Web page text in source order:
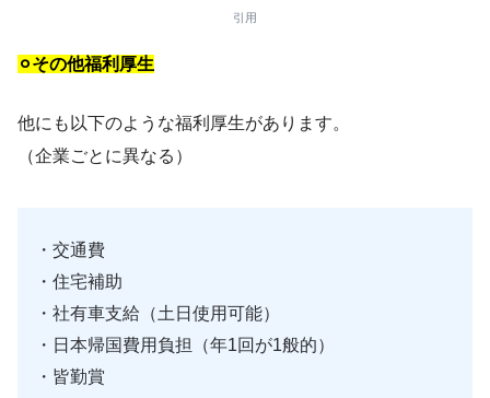
引用
⚪︎その他福利厚生
他にも以下のような福利厚生があります。
（企業ごとに異なる）
・交通費
・住宅補助
・社有車支給（土日使用可能）
・日本帰国費用負担（年1回が1般的）
・皆勤賞